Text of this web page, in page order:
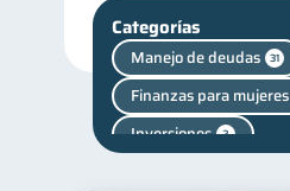
Categorías
Manejo de deudas 31
Finanzas para mujeres
Inversiones 2